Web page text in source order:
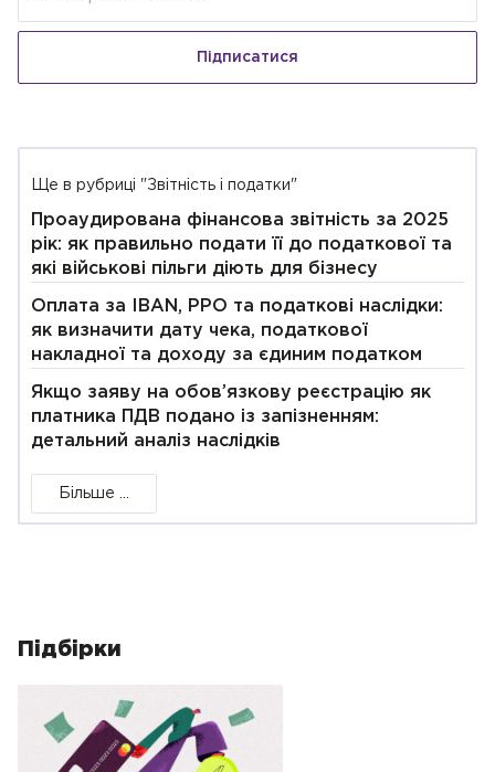
Підписатися
Ще в рубриці "Звітність і податки"
Проаудирована фінансова звітність за 2025
рік: як правильно подати її до податкової та
які військові пільги діють для бізнесу
Оплата за IBAN, РРО та податкові наслідки:
як визначити дату чека, податкової
накладної та доходу за єдиним податком
Якщо заяву на обов’язкову реєстрацію як
платника ПДВ подано із запізненням:
детальний аналіз наслідків
Більше ...
Підбірки